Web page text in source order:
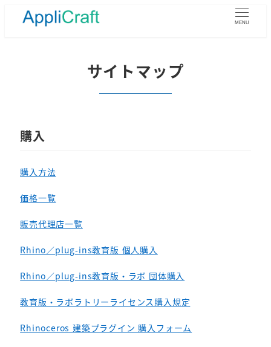
MENU
サイトマップ
購入
購入方法
価格一覧
販売代理店一覧
Rhino／plug-ins教育版 個人購入
Rhino／plug-ins教育版・ラボ 団体購入
教育版・ラボラトリーライセンス購入規定
Rhinoceros 建築プラグイン 購入フォーム